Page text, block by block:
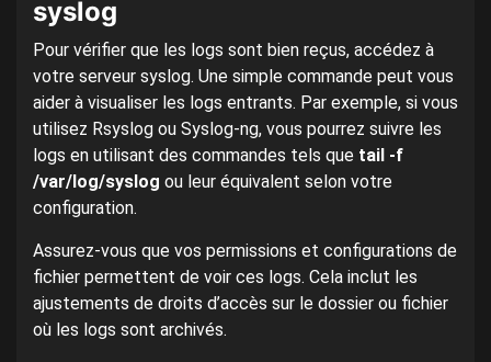
syslog
Pour vérifier que les logs sont bien reçus, accédez à
votre serveur syslog. Une simple commande peut vous
aider à visualiser les logs entrants. Par exemple, si vous
utilisez Rsyslog ou Syslog-ng, vous pourrez suivre les
logs en utilisant des commandes tels que tail -f
/var/log/syslog ou leur équivalent selon votre
configuration.
Assurez-vous que vos permissions et configurations de
fichier permettent de voir ces logs. Cela inclut les
ajustements de droits d’accès sur le dossier ou fichier
où les logs sont archivés.